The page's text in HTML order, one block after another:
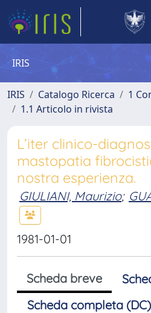
IRIS
IRIS Catalogo Ricerca
1
1.1 Articolo in rivista
L’iter clinico-
mastopatia
nostra esperienza.
GIULIANI, Maurizio;
1981-01-01
Scheda breve
Scheda completa (DC)